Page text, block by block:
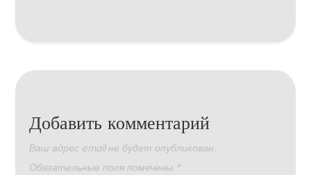
Добавить комментарий
Ваш адрес email не будет опубликован.
Обязательные поля помечены *